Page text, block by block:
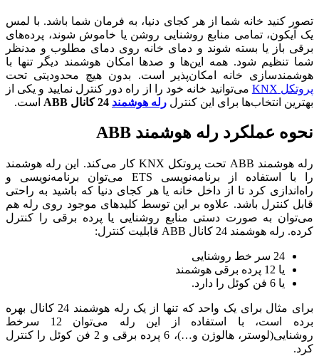
تصور کنید خانه شما از هر کجای دنیا، به فرمان شما باشد. با لمس
یک آیکون، تمامی منابع روشنایی روشن یا خاموش شوند، پرده‌های
برقی باز یا بسته شوند و دمای خانه روی دمای مطلوب و مدنظر
شما تنظیم شود. همه این‌ها و صدها امکان هوشمند دیگر تنها با
هوشمندسازی خانه امکان‌پذیر است. بدون هیچ محدودیتی تحت
پروتکل KNX
می‌توانید خانه خود را از راه دور کنترل نمایید و یکی از
بهترین انتخاب‌ها برای این کنترل رله هوشمند است.
نحوه عملکرد رله هوشمند ABB
رله هوشمند ABB تحت پروتکل KNX کار می‌کند. این رله هوشمند
را با استفاده از برنامه‌نویسی ETS می‌توان برنامه‌نویسی و
راه‌اندازی کرد تا از داخل خانه یا هر کجای دنیا که باشید به راحتی
قابل کنترل باشد. علاوه بر این توسط کلیدهای موجود روی رله هم
می‌توان به صورت دستی منابع روشنایی یا پرده برقی را کنترل
کرده. رله هوشمند 24 کانال ABB قابلیت کنترل:
24 سر خط روشنایی
یا 12 پرده برقی هوشمند
یا 6 فن کوئل را دارد.
برای مثال برای یک واحد که تنها از یک رله هوشمند 24 کانال بهره
برده است، با استفاده از این رله می‌توان 12 سرخط
روشنایی(لوستر، هالوژن و…)، 6 پرده برقی و 2 فن کوئل را کنترل
کرد.